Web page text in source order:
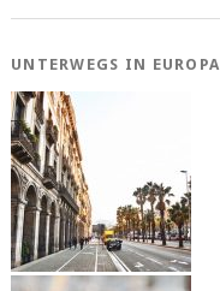
UNTERWEGS IN EUROPA